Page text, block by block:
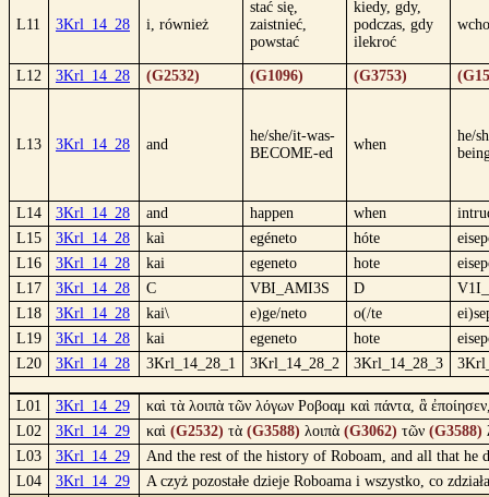
L11 3Krl_14_28 i, również
stać się,
zaistnieć,
powstać
kiedy, gdy,
podczas, gdy
ilekroć
L12 3Krl_14_28 (G2532) (G1096) (G3753)
L13 3Krl_14_28 and
he/she/it-was-
BECOME-ed
when
he/
L14 3Krl_14_28 and happen when
L15
3Krl_14_28 kaì egéneto hóte
L16
3Krl_14_28 kai egeneto hote
L17
3Krl_14_28 C VBI_AMI3S D
L18
3Krl_14_28 kai\ e)ge/neto o(/te
L19
3Krl_14_28 kai egeneto hote
L20
3Krl_14_28 3Krl_14_28_1 3Krl_14_28_2 3Krl_14_28_3
L01 3Krl_14_29
καὶ τὰ λοιπὰ τῶν λόγων Ροβοαμ καὶ πάντα, ἃ
L02
3Krl_14_29 καὶ (G2532) τὰ (G3588) λοιπὰ (G3062) τῶν (G3588)
L03
3Krl_14_29
And the rest of the history of Roboam, and all that
L04
3Krl_14_29
A czyż pozostałe dzieje Roboama i wszystko, co